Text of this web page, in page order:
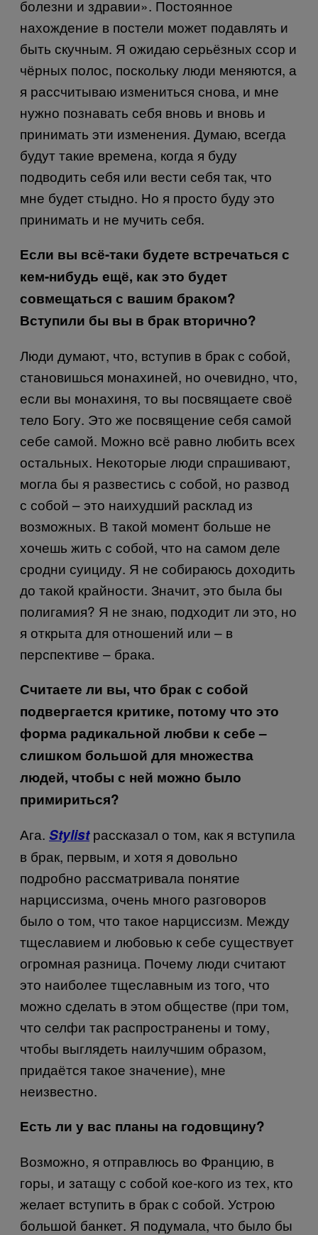
болезни и здравии». Постоянное
нахождение в постели может подавлять и
быть скучным. Я ожидаю серьёзных ссор и
чёрных полос, поскольку люди меняются, а
я рассчитываю измениться снова, и мне
нужно познавать себя вновь и вновь и
принимать эти изменения. Думаю, всегда
будут такие времена, когда я буду
подводить себя или вести себя так, что
мне будет стыдно. Но я просто буду это
принимать и не мучить себя.
Если вы всё-таки будете встречаться с
кем-нибудь ещё, как это будет
совмещаться с вашим браком?
Вступили бы вы в брак вторично?
Люди думают, что, вступив в брак с собой,
становишься монахиней, но очевидно, что,
если вы монахиня, то вы посвящаете своё
тело Богу. Это же посвящение себя самой
себе самой. Можно всё равно любить всех
остальных. Некоторые люди спрашивают,
могла бы я развестись с собой, но развод
с собой – это наихудший расклад из
возможных. В такой момент больше не
хочешь жить с собой, что на самом деле
сродни суициду. Я не собираюсь доходить
до такой крайности. Значит, это была бы
полигамия? Я не знаю, подходит ли это, но
я открыта для отношений или – в
перспективе – брака.
Считаете ли вы, что брак с собой
подвергается критике, потому что это
форма радикальной любви к себе –
слишком большой для множества
людей, чтобы с ней можно было
примириться?
Ага. Stylist рассказал о том, как я вступила
в брак, первым, и хотя я довольно
подробно рассматривала понятие
нарциссизма, очень много разговоров
было о том, что такое нарциссизм. Между
тщеславием и любовью к себе существует
огромная разница. Почему люди считают
это наиболее тщеславным из того, что
можно сделать в этом обществе (при том,
что селфи так распространены и тому,
чтобы выглядеть наилучшим образом,
придаётся такое значение), мне
неизвестно.
Есть ли у вас планы на годовщину?
Возможно, я отправлюсь во Францию, в
горы, и затащу с собой кое-кого из тех, кто
желает вступить в брак с собой. Устрою
большой банкет. Я подумала, что было бы